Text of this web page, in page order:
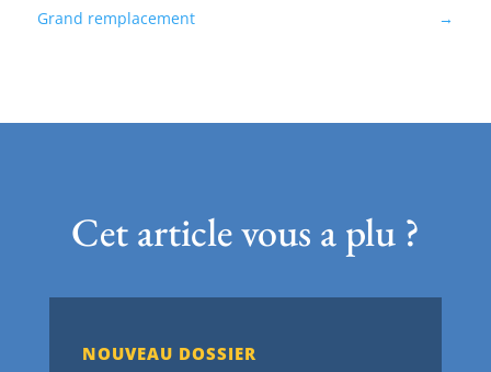
Grand remplacement
Cet article vous a plu ?
NOUVEAU DOSSIER